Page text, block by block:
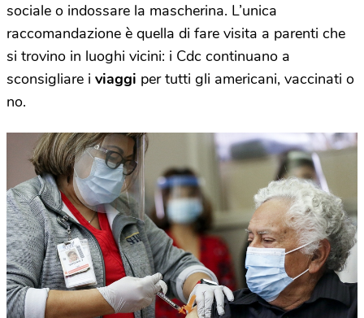
sociale o indossare la mascherina. L’unica
raccomandazione è quella di fare visita a parenti che
si trovino in luoghi vicini: i Cdc continuano a
sconsigliare i viaggi per tutti gli americani, vaccinati o
no.